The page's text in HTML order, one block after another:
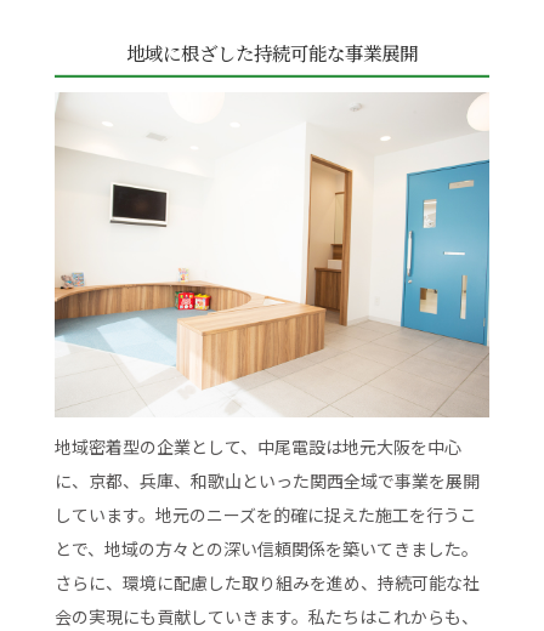
地域に根ざした持続可能な事業展開
地域密着型の企業として、中尾電設は地元大阪を中心
に、京都、兵庫、和歌山といった関西全域で事業を展開
しています。地元のニーズを的確に捉えた施工を行うこ
とで、地域の方々との深い信頼関係を築いてきました。
さらに、環境に配慮した取り組みを進め、持続可能な社
会の実現にも貢献していきます。私たちはこれからも、